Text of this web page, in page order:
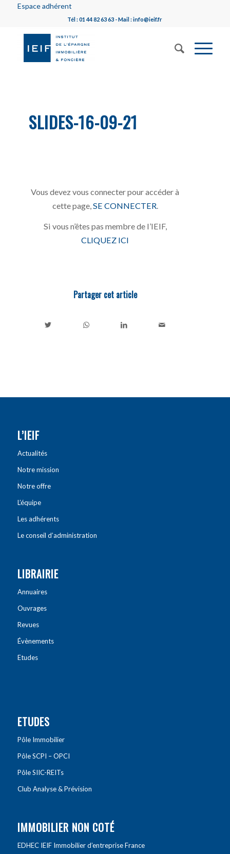
Espace adhérent
Tél : 01 44 82 63 63 - Mail : info@ieif.fr
SLIDES-16-09-21
Vous devez vous connecter pour accéder à
cette page, SE CONNECTER
Si vous n’êtes pas membre de l’IEIF,
CLIQUEZ ICI
Partager cet article
L’IEIF
Actualités
Notre mission
Notre offre
L’équipe
Les adhérents
Le conseil d’administration
LIBRAIRIE
Annuaires
Ouvrages
Revues
Évènements
Etudes
ETUDES
Pôle Immobilier
Pôle SCPI – OPCI
Pôle SIIC-REITs
Club Analyse & Prévision
IMMOBILIER NON COTÉ
EDHEC IEIF Immobilier d’entreprise France